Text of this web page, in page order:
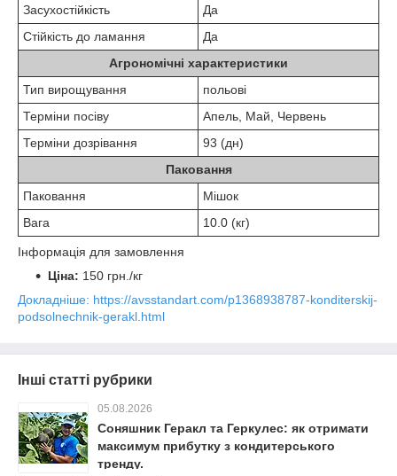
Засухостійкість
Да
Стійкість до ламання
Да
Агрономічні характеристики
Тип вирощування
польові
Терміни посіву
Апель, Май, Червень
Терміни дозрівання
93 (дн)
Паковання
Паковання
Мішок
Вага
10.0 (кг)
Інформація для замовлення
Ціна: 150 грн./кг
Докладніше: https://avsstandart.com/p1368938787-konditerskij-
podsolnechnik-gerakl.html
Інші статті рубрики
05.08.2026
Соняшник Геракл та Геркулес: як отримати
максимум прибутку з кондитерського
тренду.